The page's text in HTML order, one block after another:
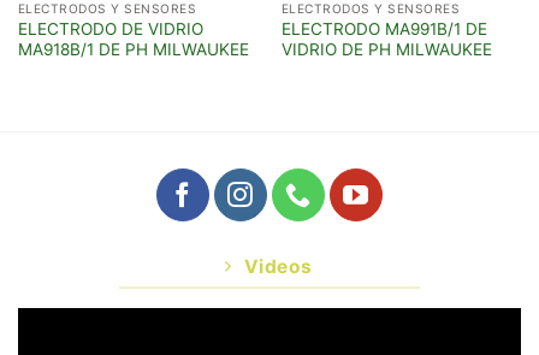
ELECTRODOS Y SENSORES
ELECTRODO DE VIDRIO
MA918B/1 DE PH MILWAUKEE
ELECTRODOS Y SENSORES
ELECTRODO MA991B/1 DE
VIDRIO DE PH MILWAUKEE
Videos